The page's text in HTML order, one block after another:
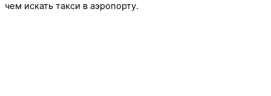
чем искать такси в аэропорту.